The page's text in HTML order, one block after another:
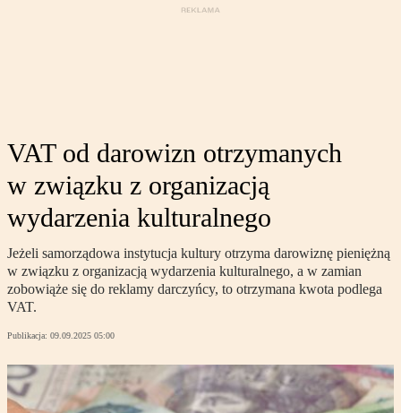
VAT od darowizn otrzymanych
w związku z organizacją
wydarzenia kulturalnego
Jeżeli samorządowa instytucja kultury otrzyma darowiznę pieniężną
w związku z organizacją wydarzenia kulturalnego, a w zamian
zobowiąże się do reklamy darczyńcy, to otrzymana kwota podlega
VAT.
Publikacja: 09.09.2025 05:00